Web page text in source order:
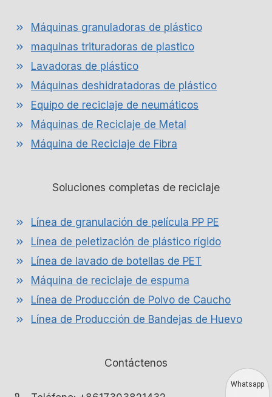
Máquinas granuladoras de plástico
maquinas trituradoras de plastico
Lavadoras de plástico
Máquinas deshidratadoras de plástico
Equipo de reciclaje de neumáticos
Máquinas de Reciclaje de Metal
Máquina de Reciclaje de Fibra
Soluciones completas de reciclaje
Línea de granulación de película PP PE
Línea de peletización de plástico rígido
Línea de lavado de botellas de PET
Máquina de reciclaje de espuma
Línea de Producción de Polvo de Caucho
Línea de Producción de Bandejas de Huevo
Contáctenos
Whatsapp